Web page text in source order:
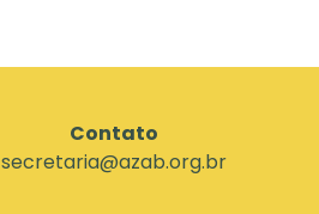
Contato
secretaria@azab.org.br